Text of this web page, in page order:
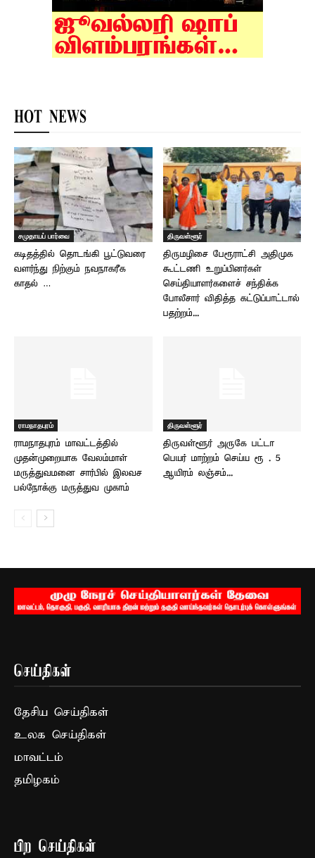
HOT NEWS
சமுதாயப் பார்வை
கடிதத்தில் தொடங்கி பூட்டுவரை
வளர்ந்து நிற்கும் நவநாகரீக
காதல் …
திருவள்ளூர்
திருமழிசை பேரூராட்சி அதிமுக
கூட்டணி உறுப்பினர்கள்
செய்தியாளர்களைச் சந்திக்க
போலீசார் விதித்த கட்டுப்பாட்டால்
பதற்றம்...
ராமநாதபுரம்
ராமநாதபுரம் மாவட்டத்தில்
முதன்முறையாக வேலம்மாள்
மருத்துவமனை சார்பில் இலவச
பல்நோக்கு மருத்துவ முகாம்
திருவள்ளூர்
திருவள்ளூர் அருகே பட்டா
பெயர் மாற்றம் செய்ய ரூ . 5
ஆயிரம் லஞ்சம்...
செய்திகள்
தேசிய செய்திகள்
உலக செய்திகள்
மாவட்டம்
தமிழகம்
பிற செய்திகள்